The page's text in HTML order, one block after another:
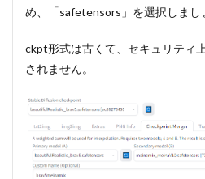
め、「safetensors」を選択しまし
ckpt形式は古くて、セキュリティ
されません。